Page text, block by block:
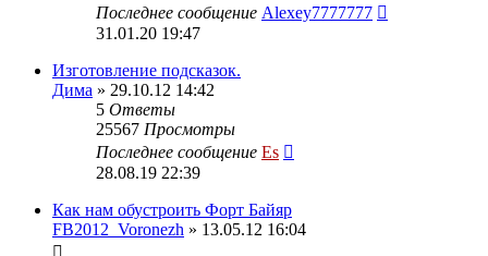
Последнее сообщение Alexey7777777
31.01.20 19:47
Изготовление подсказок.
Дима » 29.10.12 14:42
5 Ответы
25567 Просмотры
Последнее сообщение Es
28.08.19 22:39
Как нам обустроить Форт Байяр
FB2012_Voronezh » 13.05.12 16:04